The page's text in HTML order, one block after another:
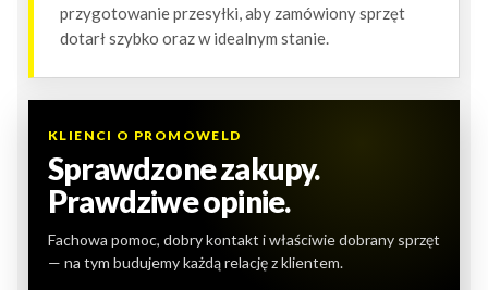
przygotowanie przesyłki, aby zamówiony sprzęt
dotarł szybko oraz w idealnym stanie.
KLIENCI O PROMOWELD
Sprawdzone zakupy.
Prawdziwe opinie.
Fachowa pomoc, dobry kontakt i właściwie dobrany sprzęt
— na tym budujemy każdą relację z klientem.